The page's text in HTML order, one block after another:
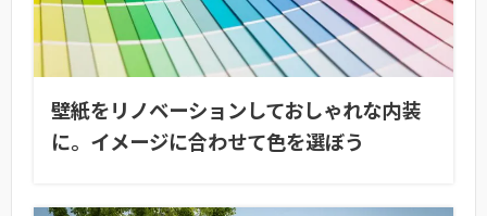
壁紙をリノベーションしておしゃれな内装
に。イメージに合わせて色を選ぼう